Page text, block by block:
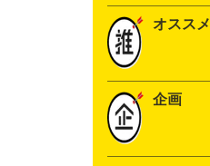
オススメ
企画